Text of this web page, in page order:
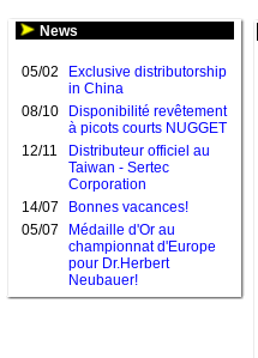
News
05/02
Exclusive distributorship
in China
08/10
Disponibilité revêtement
à picots courts NUGGET
12/11
Distributeur officiel au
Taiwan - Sertec
Corporation
14/07
Bonnes vacances!
05/07
Médaille d'Or au
championnat d'Europe
pour Dr.Herbert
Neubauer!